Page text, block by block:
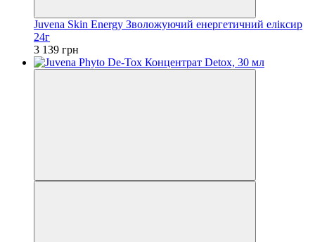
Juvena Skin Energy Зволожуючий енергетичний еліксир
24г
3 139 грн